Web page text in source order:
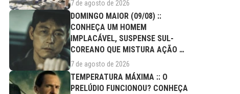
7 de agosto de 2026
DOMINGO MAIOR (09/08) ::
CONHEÇA UM HOMEM
IMPLACÁVEL, SUSPENSE SUL-
COREANO QUE MISTURA AÇÃO E
DRAMA FAMILIAR
7 de agosto de 2026
TEMPERATURA MÁXIMA :: O
PRELÚDIO FUNCIONOU? CONHEÇA